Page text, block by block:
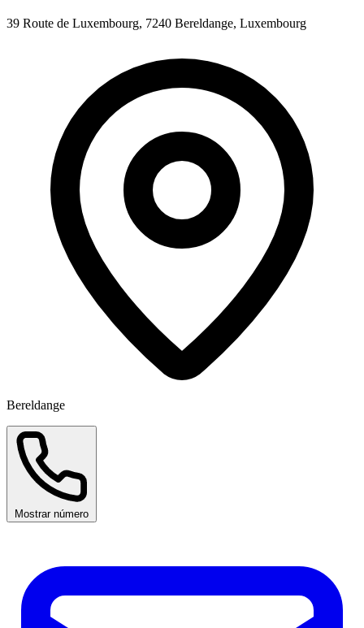
39 Route de Luxembourg, 7240 Bereldange, Luxembourg
Bereldange
Mostrar número